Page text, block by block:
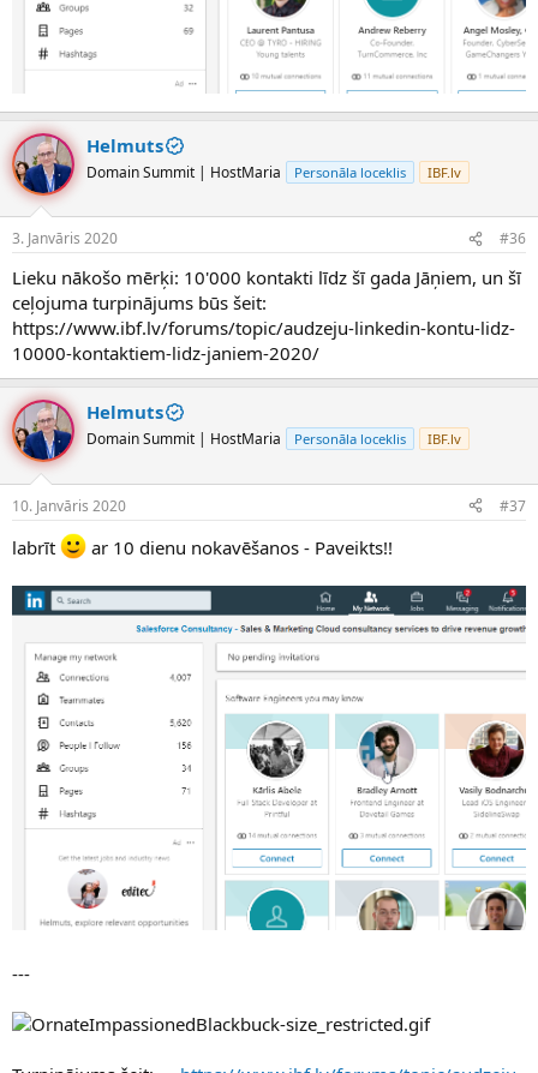
Helmuts
Domain Summit | HostMaria Personāla loceklis IBF.lv
3. Janvāris 2020 #36
Lieku nākošo mērķi: 10'000 kontakti līdz šī gada Jāņiem, un šī
ceļojuma turpinājums būs šeit:
https://www.ibf.lv/forums/topic/audzeju-linkedin-kontu-lidz-
10000-kontaktiem-lidz-janiem-2020/
Helmuts
Domain Summit | HostMaria Personāla loceklis IBF.lv
10. Janvāris 2020 #37
labrīt ar 10 dienu nokavēšanos - Paveikts!!
---